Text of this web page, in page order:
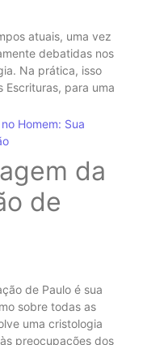
atuais, uma vez
debatidas nos
Na prática, isso
Escrituras, para uma
Homem: Sua
da
de
de Paulo é sua
sobre todas as
uma cristologia
preocupações dos